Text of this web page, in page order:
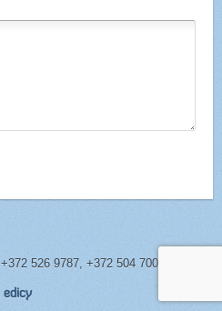
+372 526 9787, +372 504 7005